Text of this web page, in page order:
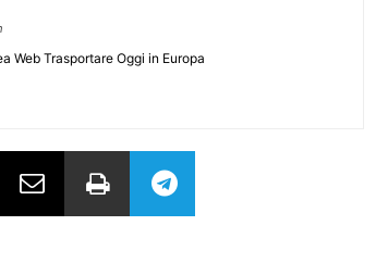
Web Trasportare Oggi in Europa